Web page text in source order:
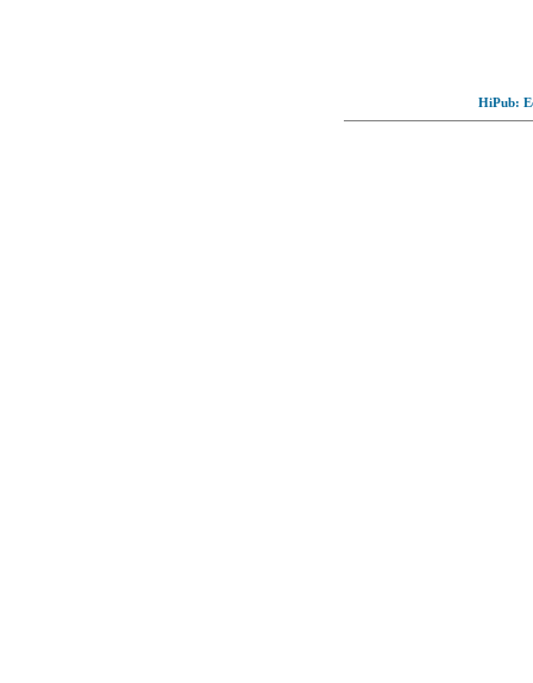
HiPub: